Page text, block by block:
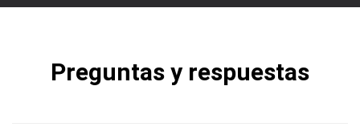
Preguntas y respuestas